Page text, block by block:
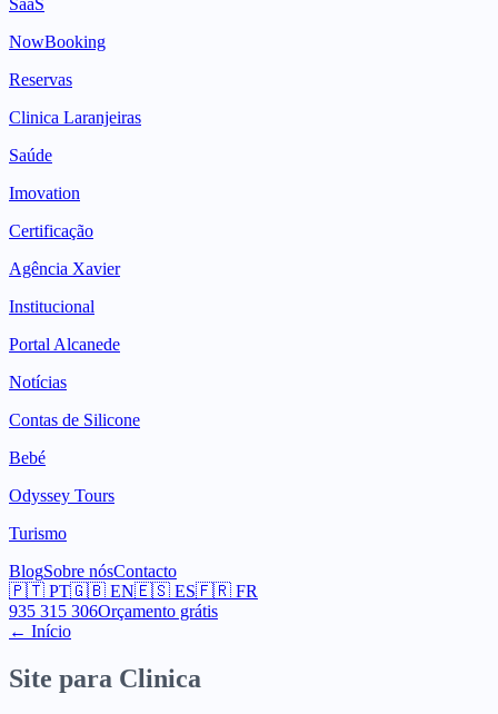
SaaS
NowBooking
Reservas
Clinica Laranjeiras
Saúde
Imovation
Certificação
Agência Xavier
Institucional
Portal Alcanede
Notícias
Contas de Silicone
Bebé
Odyssey Tours
Turismo
BlogSobre nósContacto
🇵🇹 PT🇬🇧 EN🇪🇸 ES🇫🇷 FR
935 315 306Orçamento grátis
← Início
Site para Clinica